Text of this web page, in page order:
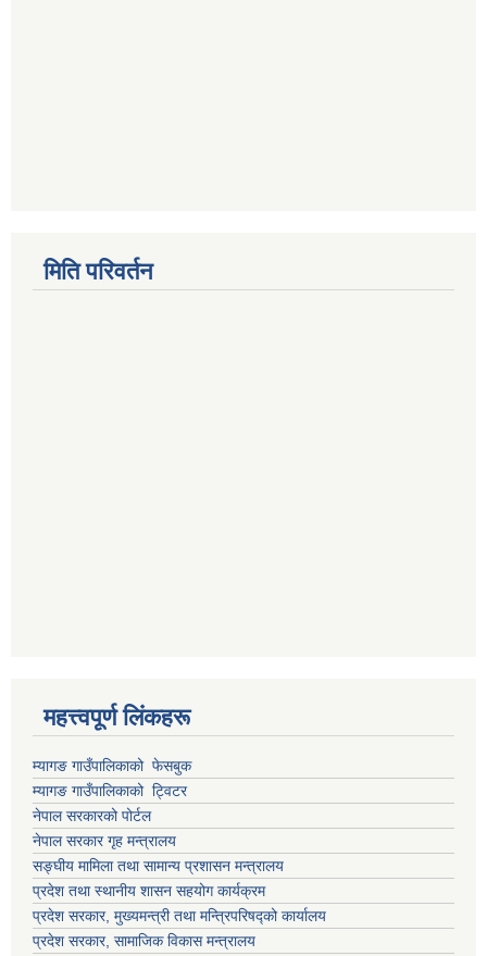
मिति परिवर्तन
महत्त्वपूर्ण लिंकहरू
म्यागङ गाउँपालिकाको फेसबुक
म्यागङ गाउँपालिकाको ट्विटर
नेपाल सरकारको पोर्टल
नेपाल सरकार गृह मन्त्रालय
सङ्घीय मामिला तथा सामान्य प्रशासन मन्त्रालय
प्रदेश तथा स्थानीय शासन सहयोग कार्यक्रम
प्रदेश सरकार, मुख्यमन्त्री तथा मन्त्रिपरिषद्को कार्यालय
प्रदेश सरकार, सामाजिक विकास मन्त्रालय